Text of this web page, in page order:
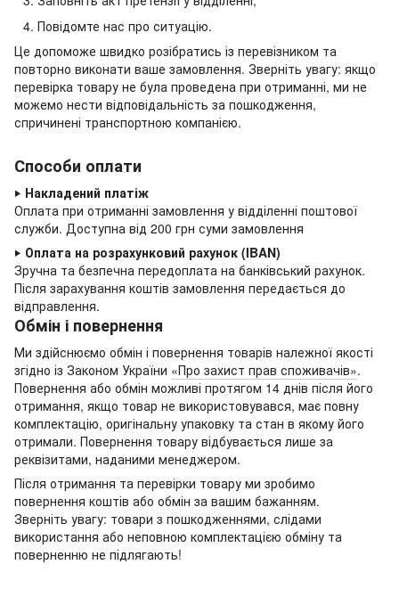
Повідомте нас про ситуацію.
Це допоможе швидко розібратись із перевізником та
повторно виконати ваше замовлення. Зверніть увагу: якщо
перевірка товару не була проведена при отриманні, ми не
можемо нести відповідальність за пошкодження,
спричинені транспортною компанією.
Способи оплати
‣ Накладений платіж
Оплата при отриманні замовлення у відділенні поштової
служби. Доступна від 200 грн суми замовлення
‣ Оплата на розрахунковий рахунок (IBAN)
Зручна та безпечна передоплата на банківський рахунок.
Після зарахування коштів замовлення передається до
відправлення.
Обмін і повернення
Ми здійснюємо обмін і повернення товарів належної якості
згідно із Законом України «Про захист прав споживачів».
Повернення або обмін можливі протягом 14 днів після його
отримання, якщо товар не використовувався, має повну
комплектацію, оригінальну упаковку та стан в якому його
отримали. Повернення товару відбувається лише за
реквізитами, наданими менеджером.
Після отримання та перевірки товару ми зробимо
повернення коштів або обмін за вашим бажанням.
Зверніть увагу: товари з пошкодженнями, слідами
використання або неповною комплектацією обміну та
поверненню не підлягають!